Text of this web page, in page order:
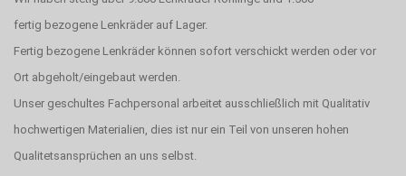
fertig bezogene Lenkräder auf Lager.
Fertig bezogene Lenkräder können sofort verschickt werden oder vor
Ort abgeholt/eingebaut werden.
Unser geschultes Fachpersonal arbeitet ausschließlich mit Qualitativ
hochwertigen Materialien, dies ist nur ein Teil von unseren hohen
Qualitetsansprüchen an uns selbst.